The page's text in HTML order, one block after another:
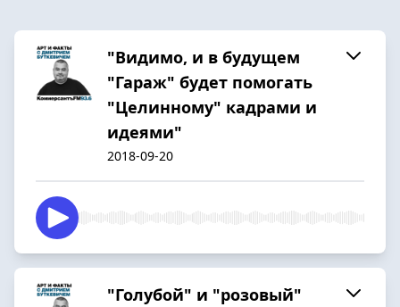
"Видимо, и в будущем
"Гараж" будет помогать
"Целинному" кадрами и
идеями"
2018-09-20
"Голубой" и "розовый"